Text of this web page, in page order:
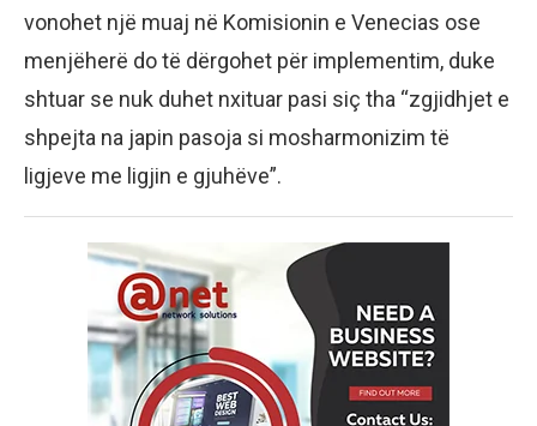
vonohet një muaj në Komisionin e Venecias ose
menjëherë do të dërgohet për implementim, duke
shtuar se nuk duhet nxituar pasi siç tha “zgjidhjet e
shpejta na japin pasoja si mosharmonizim të
ligjeve me ligjin e gjuhëve”.